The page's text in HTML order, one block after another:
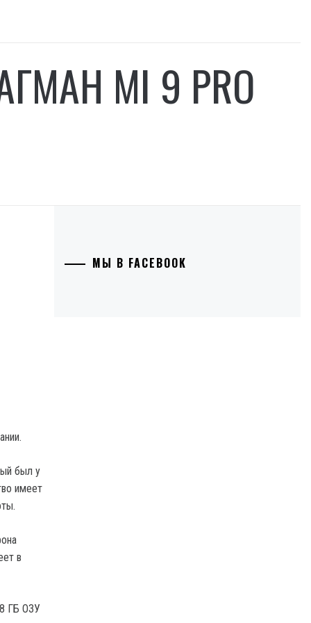
MI 9 PRO
был у
имеет
в
ГБ ОЗУ
МЫ В FACEBOOK